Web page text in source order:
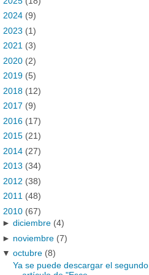
2024 (9)
2023 (1)
2021 (3)
2020 (2)
2019 (5)
2018 (12)
2017 (9)
2016 (17)
2015 (21)
2014 (27)
2013 (34)
2012 (38)
2011 (48)
2010 (67)
►diciembre (4)
► noviembre (7)
▼octubre (8)
Ya se puede descargar el segundo